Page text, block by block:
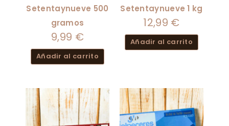
Setentaynueve 500
gramos
9,99 €
Añadir al carrito
Setentaynueve 1 kg
12,99 €
Añadir al carrito